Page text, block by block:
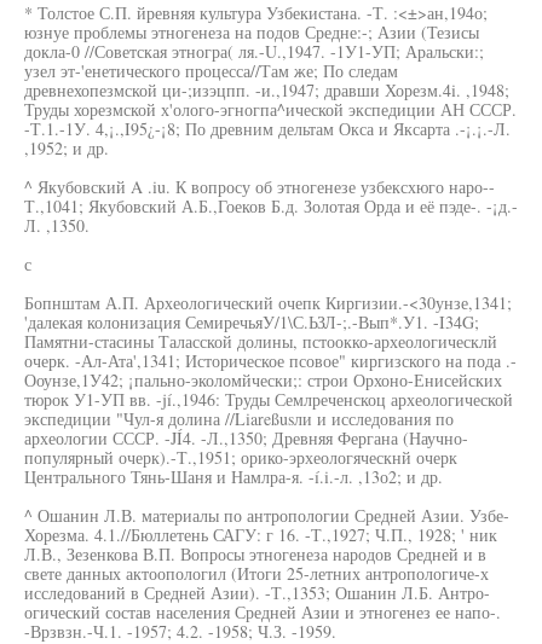
* Толстое С.П. йревняя культура Узбекистана. -Т. :<±>ан,194о;
юзнуе проблемы этногенеза на подов Средне:-; Азии (Тезисы
докла-0 //Советская этногра( ля.-U.,1947. -1У1-УП; Аральски:;
узел эт-'енетического процесса//Там же; По следам
древнехопезмской ци-;изэцпп. -и.,1947; дравши Хорезм.4i. ,1948;
Труды хорезмской х'олого-эгногпа^ической экспедиции АН СССР.
-Т.1.-1У. 4,¡.,I95¿-¡8; По древним дельтам Окса и Яксарта .-¡.¡.-Л.
,1952; и др.
^ Якубовский A .iu. К вопросу об этногенезе узбексхюго наро--
Т.,1041; Якубовский А.Б.,Гоеков Б.д. Золотая Орда и её пэде-. -¡д.-
Л. ,1350.
с
Бопнштам А.П. Археологический очепк Киргизии.-<30унзе,1341;
'далекая колонизация СемиречьяУ/1\С.ЬЗЛ-;.-Вып*.У1. -I34G;
Памятни-стасины Таласской долины, пстоокко-археологическлй
очерк. -Ал-Ата',1341; Историческое псовое" киргизского на пода .-
Ооунзе,1У42; ¡пально-эколомйчески;: строи Орхоно-Енисейских
тюрок У1-УП вв. -jí.,1946: Труды Семлреченскоц археологической
экспедиции "Чул-я долина //Liareßusли и исследования по
археологии СССР. -JÍ4. -Л.,1350; Древняя Фергана (Научно-
популярный очерк).-Т.,1951; орико-эрхеологяческнй очерк
Центрального Тянь-Шаня и Намлра-я. -í.i.-л. ,13о2; и др.
^ Ошанин Л.В. материалы по антропологии Средней Азии. Узбе-
Хорезма. 4.1.//Бюллетень САГУ: г 16. -Т.,1927; Ч.П., 1928; ' ник
Л.В., Зезенкова В.П. Вопросы этногенеза народов Средней и в
свете данных актоопологил (Итоги 25-летних антропологиче-х
исследований в Средней Азии). -Т.,1353; Ошанин Л.Б. Антро-
огический состав населения Средней Азии и этногенез ее напо-.
-Врзвзн.-Ч.1. -1957; 4.2. -1958; Ч.З. -1959.